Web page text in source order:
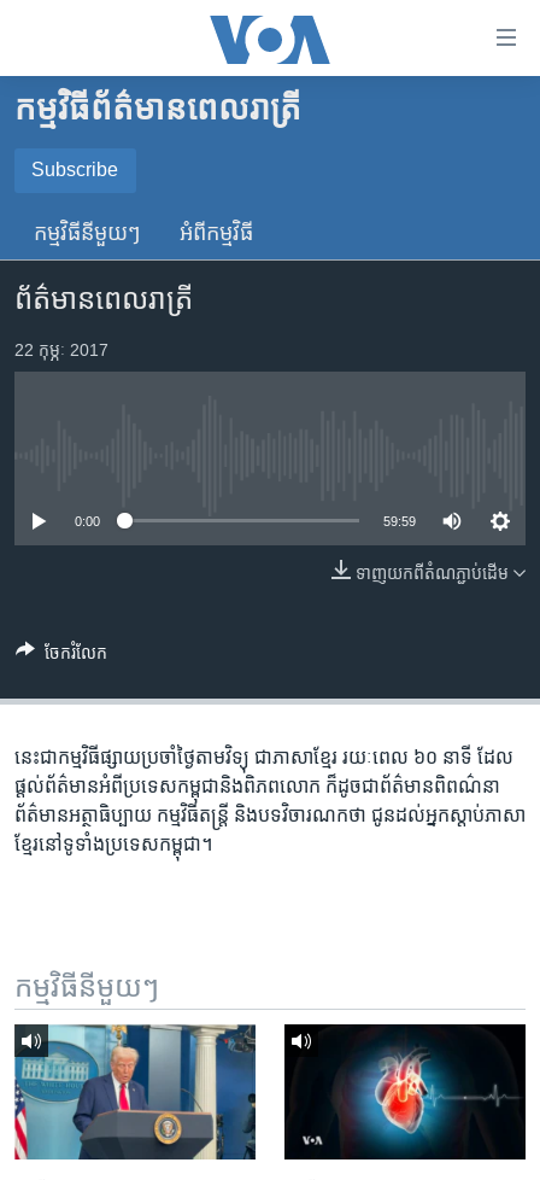
គេហទំព័រ​
ទាក់ទង
រំលង​
ទំព័រ​
ព័ត៌មាន​​
តែ​
ម្តង
រចនា
ចូល​
ស្វែង​
កម្ពុជា
អន្តរជាតិ
ចិន
ហេឡូវីអូអេ
កម្ពុជាច្នៃប្រតិដ្ឋ
កម្មវិធីទាំងអស់
បណ្តាញ​សង្គម
ភាសា
កម្មវិធី​ព័ត៌មាន​ពេលរាត្រី
Subscribe
SUBSCRIBE
YouTube Music
កម្មវិធី​នីមួយៗ អំពី​កម្មវិធី​
ព័ត៌មានពេលរាត្រី
22 កុម្ភៈ 2017
0:00 59:59
ទាញ​យក​ពី​តំណភ្ជាប់​ដើម
ចែករំលែក
នេះ​ជា​កម្ម​វិធី​ផ្សាយ​ប្រចាំ​ថ្ងៃ​តាម​វិទ្យុ ​ជាភាសា​ខ្មែរ​ រយៈ​ពេល​ ៦០​ នាទី ដែល​
ផ្តល់​ព័ត៌មាន​អំពី​ប្រទេស​កម្ពុជា​និង​ពិភព​លោក ​ក៏ដូច​ជា​ព័ត៌មាន​ពិពណ៌នា
ព័ត៌មាន​អត្ថាធិប្បាយ​ កម្ម​វិធី​តន្ត្រី ​និង​បទ​វិចារណកថា​ ជូន​ដល់​អ្នក​ស្តាប់​ភាសា​
ខ្មែរ​នៅ​ទូទាំង​ប្រទេស​កម្ពុជា។
កម្មវិធី​នីមួយៗ